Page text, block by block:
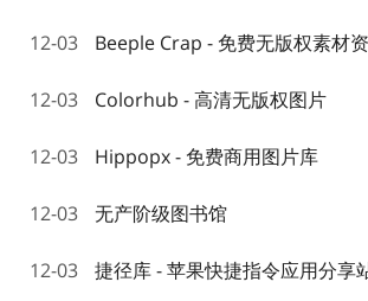
12-03 Beeple Crap - 免费无版权素材
12-03 Colorhub - 高清无版权图片
12-03 Hippopx - 免费商用图片库
12-03 无产阶级图书馆
12-03 捷径库 - 苹果快捷指令应用分享